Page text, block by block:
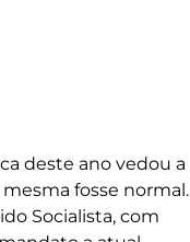
deste ano vedou a
fosse normal.
Socialista, com